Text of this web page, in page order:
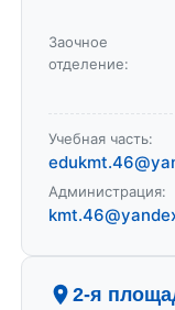
Заочное
отделение:
Учебная часть:
Администрация:
2-я